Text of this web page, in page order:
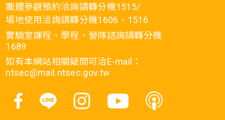
團體參觀預約洽詢請轉分機1515/
場地使用洽詢請轉分機1606、1516
實驗室課程、學程、營隊諮詢請轉分機
1689
如有本網站相關疑問可洽E-mail：
ntsec@mail.ntsec.gov.tw